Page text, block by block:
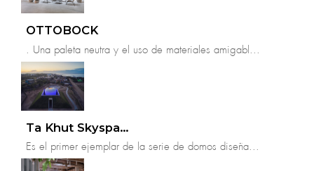
OTTOBOCK
. Una paleta neutra y el uso de materiales amigabl...
Ta Khut Skyspace
Es el primer ejemplar de la serie de domos diseña...